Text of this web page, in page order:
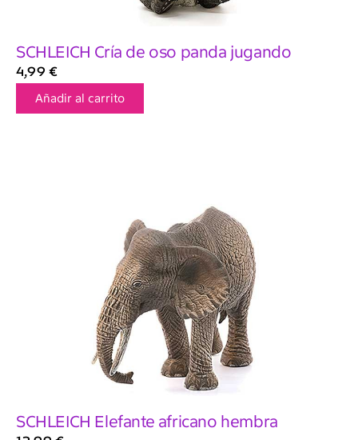
SCHLEICH Cría de oso panda jugando
4,99 €
Añadir al carrito
SCHLEICH Elefante africano hembra